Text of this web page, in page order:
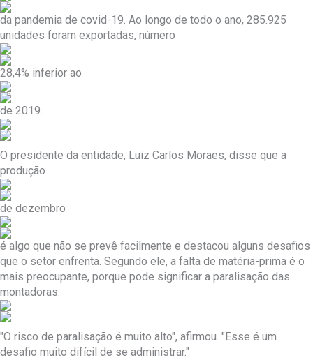
da pandemia de covid-19. Ao longo de todo o ano, 285.925
unidades foram exportadas, número
28,4% inferior ao
de 2019.
O presidente da entidade, Luiz Carlos Moraes, disse que a
produção
de dezembro
é algo que não se prevê facilmente e destacou alguns desafios
que o setor enfrenta. Segundo ele, a falta de matéria-prima é o
mais preocupante, porque pode significar a paralisação das
montadoras.
"O risco de paralisação é muito alto", afirmou. "Esse é um
desafio muito difícil de se administrar."